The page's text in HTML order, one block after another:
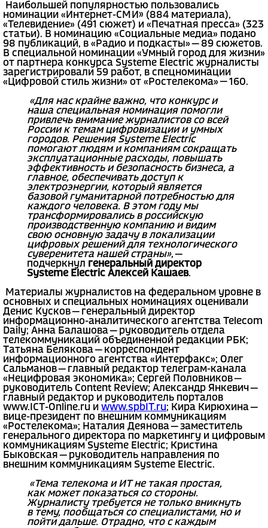
Наибольшей популярностью пользовались
номинации «Интернет-СМИ» (884 материала),
«Телевидение» (491 сюжет) и «Печатная пресса» (323
статьи). В номинацию «Социальные медиа» подано
98 публикаций, в «Радио и подкасты» — 89 сюжетов.
В специальной номинации «Умный город для жизни»
от партнера конкурса Systeme Electric журналисты
зарегистрировали 59 работ, в спецноминации
«Цифровой стиль жизни» от «Ростелекома» — 160.
«Для нас крайне важно, что конкурс и
наша специальная номинация помогли
привлечь внимание журналистов со всей
России к темам цифровизации и умных
городов. Решения Systeme Electric
помогают людям и компаниям сокращать
эксплуатационные расходы, повышать
эффективность и безопасность бизнеса, а
главное, обеспечивать доступ к
электроэнергии, который является
базовой гуманитарной потребностью для
каждого человека. В этом году мы
трансформировались в российскую
производственную компанию и видим
свою основную задачу в локализации
цифровых решений для технологического
суверенитета нашей страны», —
подчеркнул
генеральный директор
Systeme Electric Алексей Кашаев.
Материалы журналистов на федеральном уровне в
основных и специальных номинациях оценивали
Денис Кусков — генеральный директор
информационно-аналитического агентства Telecom
Daily; Анна Балашова — руководитель отдела
телекоммуникаций объединенной редакции РБК;
Татьяна Белякова — корреспондент
информационного агентства «Интерфакс»; Олег
Сальманов — главный редактор телеграм-канала
«Нецифровая экономика»; Сергей Половников —
руководитель Content Review; Александр Янкевич —
главный редактор и руководитель порталов
www.ICT-Online.ru и www.spbIT.ru ; Кира Кирюхина —
вице-президент по внешним коммуникациям
«Ростелекома»; Наталия Деянова — заместитель
генерального директора по маркетингу и цифровым
коммуникациям Systeme Electric; Кристина
Быковская — руководитель направления по
внешним коммуникациям Systeme Electric.
«Тема телекома и ИТ не такая простая,
как может показаться со стороны.
Журналисту требуется не только вникнуть
в тему, пообщаться со специалистами, но и
пойти дальше. Отрадно, что с каждым